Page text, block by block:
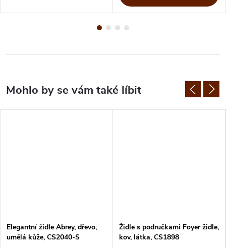
Elegantní židle Abrey, dřevo,
umělá kůže, CS2040-S
Židle s područkami Foyer židle,
kov, látka, CS1898